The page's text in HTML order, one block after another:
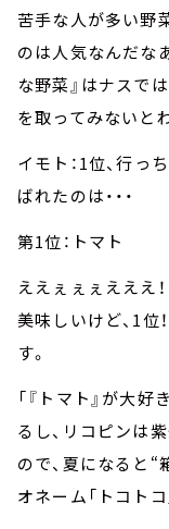
苦手な人が多い野
のは人気なんだな
な野菜』はナスで
を取ってみないと
イモト：1位、行っ
ばれたのは・・・
第1位：トマト
ええぇぇぇえええ！
美味しいけど、1位
す。
「『トマト』が大
るし、リコピンは
ので、夏になると“
オネーム「トコトコ